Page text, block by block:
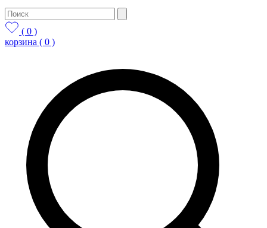
( 0 )
корзина ( 0 )